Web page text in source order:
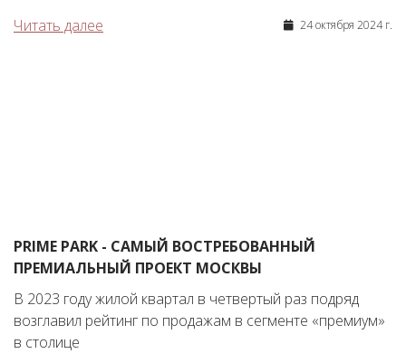
Читать далее
24 октября 2024 г.
PRIME PARK - САМЫЙ ВОСТРЕБОВАННЫЙ
ПРЕМИАЛЬНЫЙ ПРОЕКТ МОСКВЫ
В 2023 году жилой квартал в четвертый раз подряд
возглавил рейтинг по продажам в сегменте «премиум»
в столице